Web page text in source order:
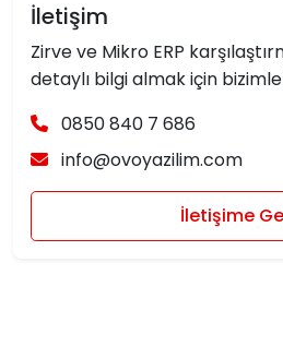
İletişim
Zirve ve Mikro ERP
detaylı bilgi almak için
0850 840 7 686
info@ovoyazilim.com
İletişime